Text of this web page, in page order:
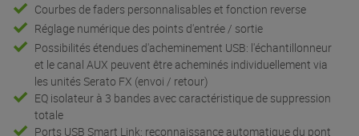
Courbes de faders personnalisables et fonction reverse
Réglage numérique des points d'entrée / sortie
Possibilités étendues d'acheminement USB: l'échantillonneur
et le canal AUX peuvent être acheminés individuellement via
les unités Serato FX (envoi / retour)
EQ isolateur à 3 bandes avec caractéristique de suppression
totale
Ports USB Smart Link: reconnaissance automatique du pont